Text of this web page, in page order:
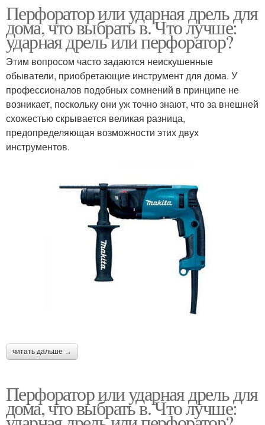
Перфоратор или ударная дрель для
дома, что выбрать в. Что лучше:
ударная дрель или перфоратор?
Этим вопросом часто задаются неискушенные
обыватели, приобретающие инструмент для дома. У
профессионалов подобных сомнений в принципе не
возникает, поскольку они уж точно знают, что за внешней
схожестью скрывается великая разница,
предопределяющая возможности этих двух
инструментов.
читать дальше →
Перфоратор или ударная дрель для
дома, что выбрать в. Что лучше: